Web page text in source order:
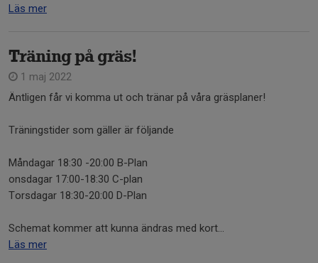
Läs mer
Träning på gräs!
1 maj 2022
Äntligen får vi komma ut och tränar på våra gräsplaner!
Träningstider som gäller är följande
Måndagar 18:30 -20:00 B-Plan
onsdagar 17:00-18:30 C-plan
Torsdagar 18:30-20:00 D-Plan
Schemat kommer att kunna ändras med kort...
Läs mer